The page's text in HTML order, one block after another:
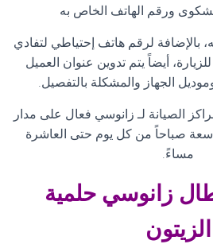
ورقم الهاتف الخاص به
بالإضافة لرقم هاتف إحتياطي لتفادي
أيضاً يتم تدوين عنوان العميل
الجهاز والمشكلة بالتفصيل.
الصيانة لـ زانوسي فعال على مدار
صباحاً من كل يوم حتى العاشرة
مساءً.
زانوسي حلمية
الزيتون